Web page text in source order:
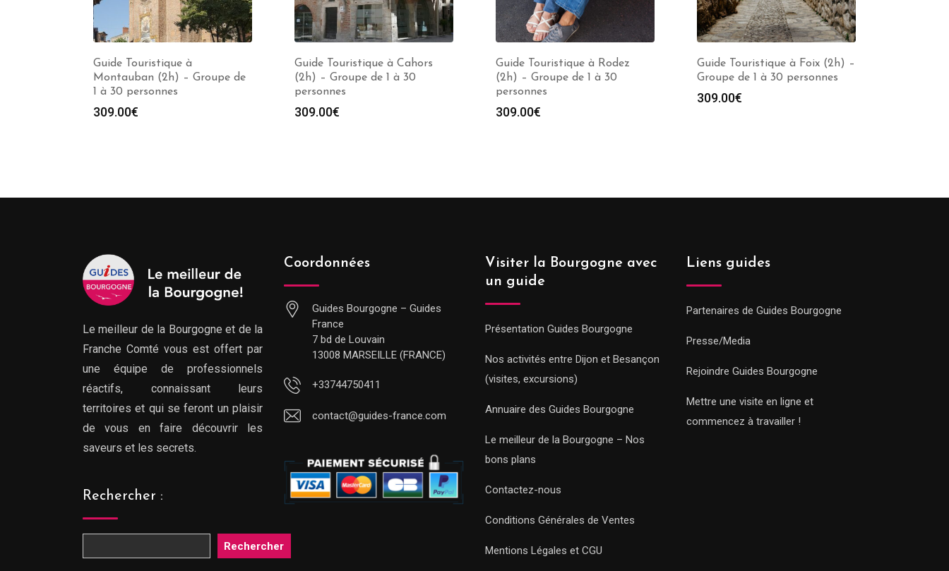
Guide Touristique à
Montauban (2h) – Groupe de
1 à 30 personnes
309.00€
Guide Touristique à Cahors
(2h) – Groupe de 1 à 30
personnes
309.00€
Guide Touristique à Rodez
(2h) – Groupe de 1 à 30
personnes
309.00€
Guide Touristique à Foix (2h) –
Groupe de 1 à 30 personnes
309.00€
Le meilleur de la Bourgogne et de la
Franche Comté vous est offert par
une équipe de professionnels
réactifs, connaissant leurs
territoires et qui se feront un plaisir
de vous en faire découvrir les
saveurs et les secrets.
Rechercher :
Rechercher
Coordonnées
Guides Bourgogne – Guides
France
7 bd de Louvain
13008 MARSEILLE (FRANCE)
+33744750411
contact@guides-france.com
Visiter la Bourgogne avec
un guide
Présentation Guides Bourgogne
Nos activités entre Dijon et Besançon
(visites, excursions)
Annuaire des Guides Bourgogne
Le meilleur de la Bourgogne – Nos
bons plans
Contactez-nous
Conditions Générales de Ventes
Mentions Légales et CGU
Liens guides
Partenaires de Guides Bourgogne
Presse/Media
Rejoindre Guides Bourgogne
Mettre une visite en ligne et
commencez à travailler !